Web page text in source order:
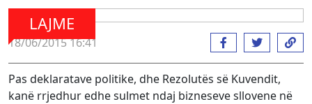
LAJME
18/06/2015 16:41
Pas deklaratave politike, dhe Rezolutës së Kuvendit,
kanë rrjedhur edhe sulmet ndaj bizneseve sllovene në